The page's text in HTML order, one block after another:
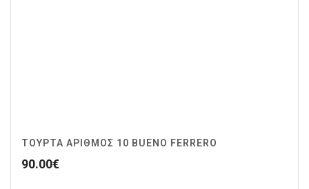
ΤΟΥΡΤΑ ΑΡΙΘΜΟΣ 10 BUENO FERRERO
90.00€